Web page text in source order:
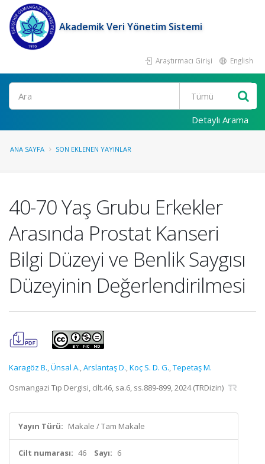
Akademik Veri Yönetim Sistemi
Araştırmacı Girişi English
Ara
Detaylı Arama
ANA SAYFA SON EKLENEN YAYINLAR
40-70 Yaş Grubu Erkekler
Arasında Prostat Kanseri
Bilgi Düzeyi ve Benlik Saygısı
Düzeyinin Değerlendirilmesi
Karagöz B.,Ünsal A.,Arslantaş D.,Koç S. D. G.,Tepetaş M.
Osmangazi Tıp Dergisi, cilt.46, sa.6, ss.889-899, 2024 (TRDizin)
Yayın Türü: Makale / Tam Makale
Cilt numarası: 46 Sayı: 6